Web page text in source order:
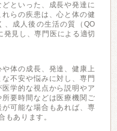
といった、成長や発達に
らの疾患は、心と体の健
、成人後の生活の質（QO
発見し、専門医による適切
体の成長、発達、健康上
不安や悩みに対し、専門
学的な視点から説明やア
要時間などは医療機関ご
可能な場合もあれば、専
もあります。